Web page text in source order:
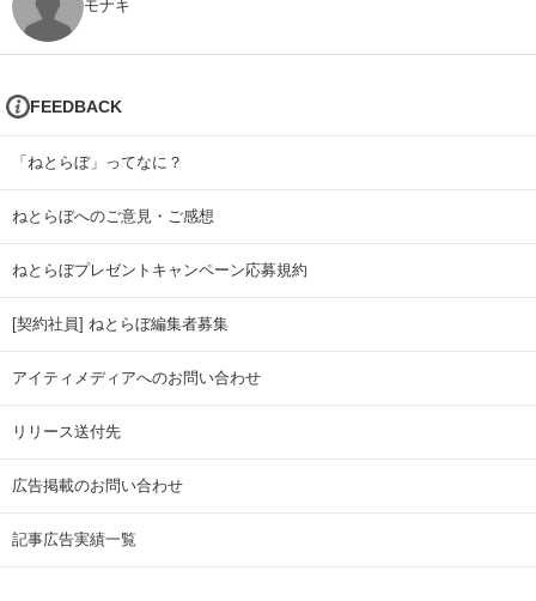
モナキ
FEEDBACK
「ねとらぼ」ってなに？
ねとらぼへのご意見・ご感想
ねとらぼプレゼントキャンペーン応募規約
[契約社員] ねとらぼ編集者募集
アイティメディアへのお問い合わせ
リリース送付先
広告掲載のお問い合わせ
記事広告実績一覧